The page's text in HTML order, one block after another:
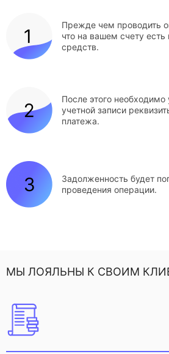
Прежде чем проводить
что на вашем счету
средств.
После этого необходимо
учетной записи
платежа.
Задолженность будет
проведения операции.
МЫ ЛОЯЛЬНЫ К СВОИМ